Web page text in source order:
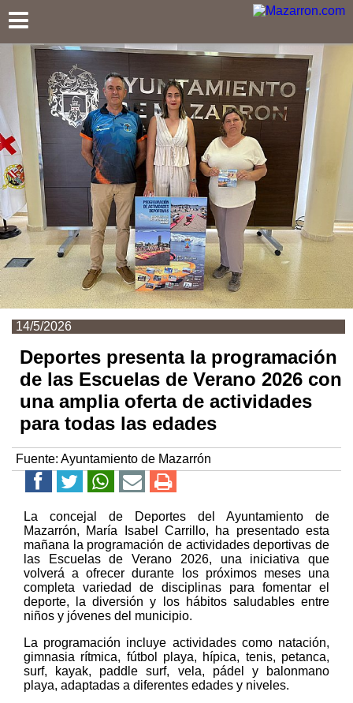
14/5/2026
Deportes presenta la programación
de las Escuelas de Verano 2026 con
una amplia oferta de actividades
para todas las edades
Fuente: Ayuntamiento de Mazarrón
La concejal de Deportes del Ayuntamiento de
Mazarrón, María Isabel Carrillo, ha presentado esta
mañana la programación de actividades deportivas de
las Escuelas de Verano 2026, una iniciativa que
volverá a ofrecer durante los próximos meses una
completa variedad de disciplinas para fomentar el
deporte, la diversión y los hábitos saludables entre
niños y jóvenes del municipio.
La programación incluye actividades como natación,
gimnasia rítmica, fútbol playa, hípica, tenis, petanca,
surf, kayak, paddle surf, vela, pádel y balonmano
playa, adaptadas a diferentes edades y niveles.